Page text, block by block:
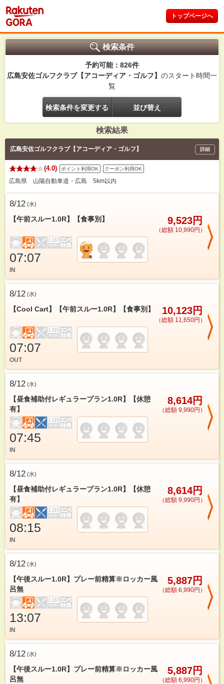
トップページへ
検索条件
予約可能：826件
広島安佐ゴルフクラブ【アコーディア・ゴルフ】 のスタート時間一
覧
検索条件を変更する 並び替え
検索結果
広島安佐ゴルフクラブ【アコーディア・ゴルフ】 詳細
(4.0) ポイント利用OK クーポン利用OK
広島県 山陽自動車道・広島 5km以内
8/12 (水)
【午前スルー1.0R】【食事別】 9,523円
（総額 10,990円）
07:07
IN
8/12 (水)
【Cool Cart】【午前スルー1.0R】【食事別】 10,123円
（総額 11,650円）
07:07
OUT
8/12 (水)
【昼食補助付レギュラープラン1.0R】【休憩
有】
8,614円
（総額 9,990円）
07:45
IN
8/12 (水)
【昼食補助付レギュラープラン1.0R】【休憩
有】
8,614円
（総額 9,990円）
08:15
IN
8/12 (水)
【午後スルー1.0R】プレー前精算※ロッカー風
呂無
5,887円
（総額 6,990円）
13:07
IN
8/12 (水)
【午後スルー1.0R】プレー前精算※ロッカー風
呂無
5,887円
（総額 6,990円）